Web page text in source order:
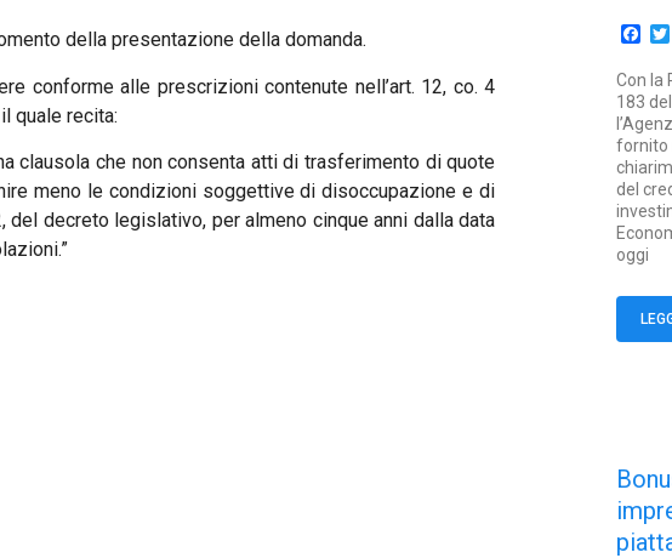
della presentazione della domanda.
conforme alle prescrizioni contenute nell’art. 12, co. 4
quale recita:
clausola che non consenta atti di trasferimento di quote
meno le condizioni soggettive di disoccupazione e di
decreto legislativo, per almeno cinque anni dalla data
Con la
183
fornito
del
oggi